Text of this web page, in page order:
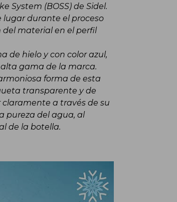
System (BOSS) de Sidel.
durante el proceso
material en el perfil
de hielo y con color azul,
gama de la marca.
forma de esta
transparente y de
a través de su
pureza del agua, al
de la botella.